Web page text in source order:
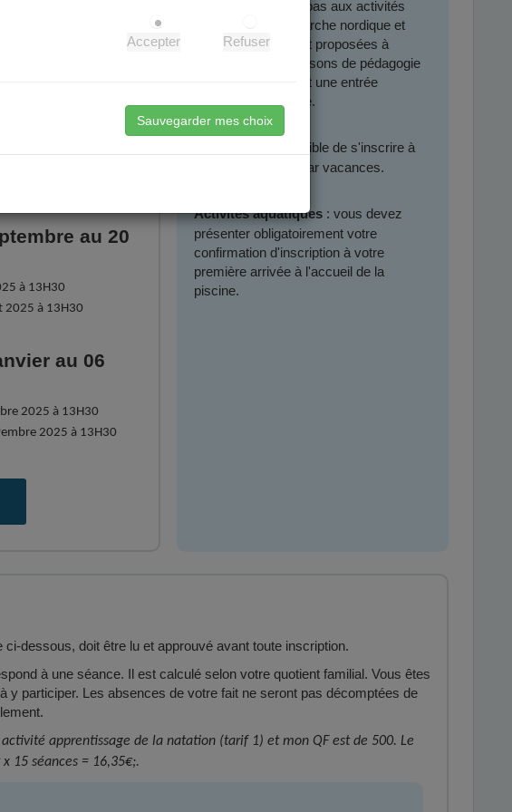
à partir du
(dossier papier)
le début du stage
au 20
à 13H30
2025 à 13H30
au 06
2025 à 13H30
2025 à 13H30
Cela ne s'applique pas aux activités
physique santé, marche nordique et
aquaphobie qui sont proposées à
l’année pour des raisons de pédagogie
et parce qu’elles ont une entrée
sport/santé primaire.
il est possible de s'inscrire à
une seule activité par vacances.
Activités aquatiques: vous devez
présenter obligatoirement votre
confirmation d'inscription à votre
première arrivée à l'accueil de la
piscine.
dessous, doit être lu et approuvé avant toute inscription.
à une séance. Il est calculé selon votre quotient familial. Vous êtes
y participer. Les absences de votre fait ne seront pas décomptées de
apprentissage de la natation (tarif 1) et mon QF est de 500. Le
15 séances = 16,35€;.
Accepter Refuser
Sauvegarder mes choix